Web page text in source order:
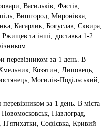
Васильків, Фастів,
Вишгород, Миронівка,
Кагарлик, Богуслав, Сквира,
та інші, доставка 1-2
перевізником за 1 день. В
Хмельник, Козятин, Липовець,
Могилів-Подільський,
за 1 день. В міста
Новомосковськ, Павлоград,
П'ятихатки, Софієвка, Кривий